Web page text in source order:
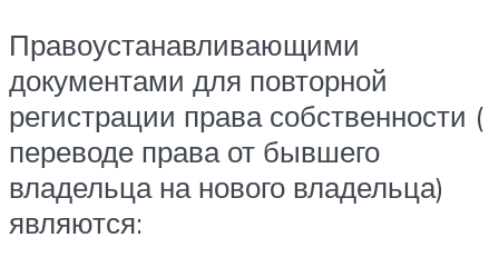
Правоустанавливающими
документами для повторной
регистрации права собственности (
переводе права от бывшего
владельца на нового владельца)
являются: